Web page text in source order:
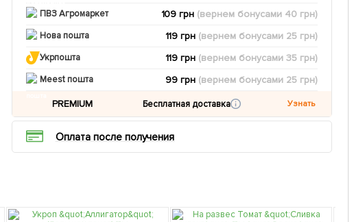
ПВЗ Агромаркет 109 грн (вернем бонусами 40 грн)
Нова пошта 119 грн (вернем бонусами 25 грн)
Укрпошта 119 грн (вернем бонусами35 грн)
Meest пошта 99 грн (вернем бонусами 25 грн)
PREMIUM Бесплатная доставка Узнать
Оплата после получения